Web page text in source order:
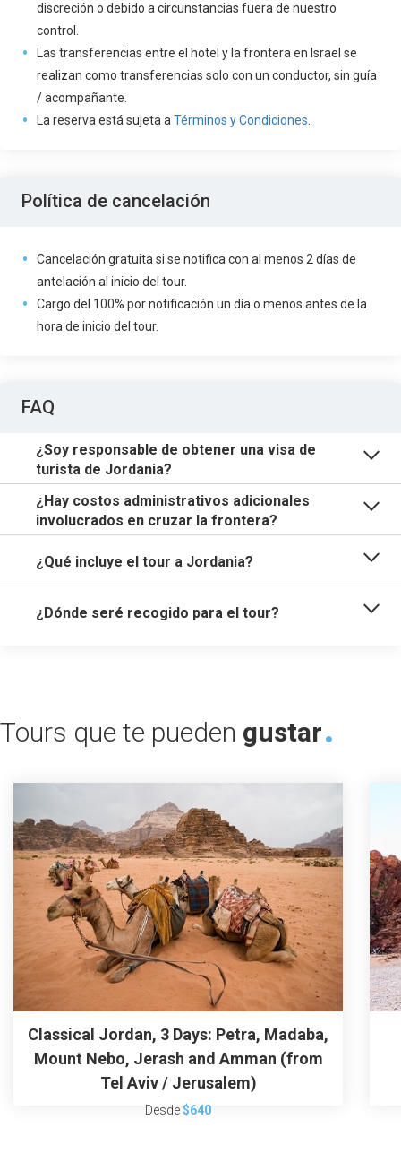
discreción o debido a circunstancias fuera de nuestro
control.
Las transferencias entre el hotel y la frontera en Israel se
realizan como transferencias solo con un conductor, sin guía
/ acompañante.
La reserva está sujeta a Términos y Condiciones
Política de cancelación
Cancelación gratuita si se notifica con al menos 2 días de
antelación al inicio del tour.
Cargo del 100% por notificación un día o menos antes de la
hora de inicio del tour.
FAQ
¿Soy responsable de obtener una visa de
turista de Jordania?
¿Hay costos administrativos adicionales
involucrados en cruzar la frontera?
¿Qué incluye el tour a Jordania?
¿Dónde seré recogido para el tour?
Tours que te pueden gustar
Classical Jordan, 3 Days: Petra, Madaba,
Mount Nebo, Jerash and Amman (from
Tel Aviv / Jerusalem)
Desde$640